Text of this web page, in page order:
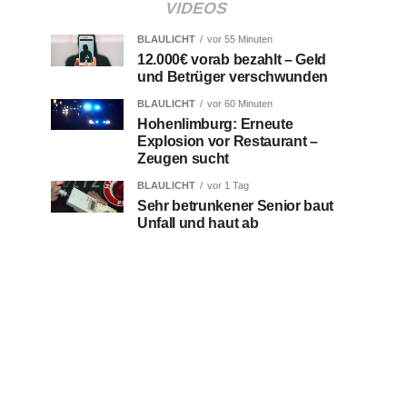
VIDEOS
BLAULICHT vor 55 Minuten
12.000€ vorab bezahlt – Geld
und Betrüger verschwunden
BLAULICHT vor 60 Minuten
Hohenlimburg: Erneute
Explosion vor Restaurant –
Zeugen sucht
BLAULICHT vor 1 Tag
Sehr betrunkener Senior baut
Unfall und haut ab